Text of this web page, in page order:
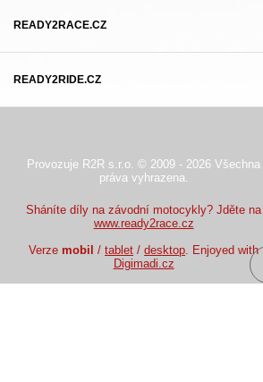
READY2RACE.CZ
READY2RIDE.CZ
Provozuje R2R s.r.o. © 2009 - 2026 Všechna
práva vyhrazena.
Sháníte díly na závodní motocykly? Jděte na
www.ready2race.cz
Verze mobil /tablet /desktop. Enjoyed with
Digimadi.cz